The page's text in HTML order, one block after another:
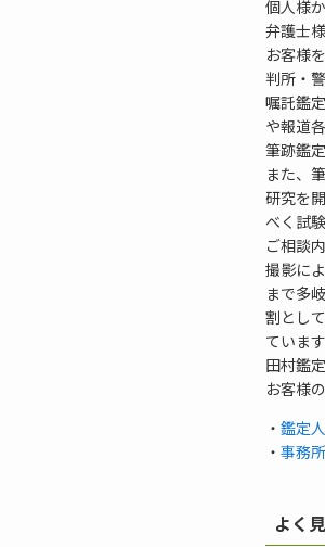
個人様
弁護士
お客様
判所・
嘱託鑑
や報道
筆跡鑑
また、
研究を
べく試
ご相談
撮影に
まで多
割とし
ています
田村鑑
お客様
・ 鑑定
・ 事務
よく